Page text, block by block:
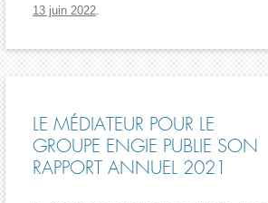
13 juin 2022.
LE MÉDIATEUR POUR LE
GROUPE ENGIE PUBLIE SON
RAPPORT ANNUEL 2021